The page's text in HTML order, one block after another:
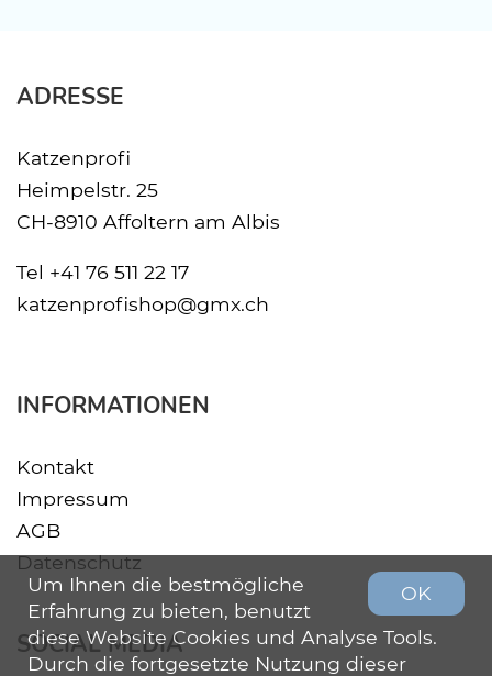
ADRESSE
Katzenprofi
Heimpelstr. 25
CH-8910 Affoltern am Albis
Tel +41 76 511 22 17
katzenprofishop@gmx.ch
INFORMATIONEN
Kontakt
Impressum
AGB
Datenschutz
SOCIAL MEDIA
OK
Um Ihnen die bestmögliche
Erfahrung zu bieten, benutzt
diese Website Cookies und Analyse Tools.
Durch die fortgesetzte Nutzung dieser